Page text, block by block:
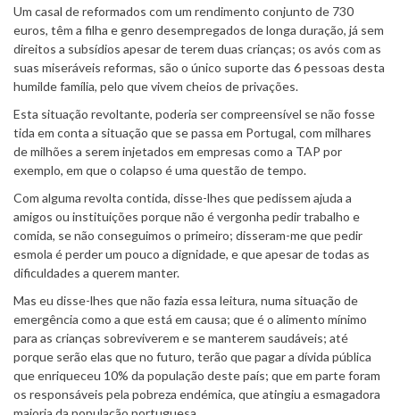
Um casal de reformados com um rendimento conjunto de 730
euros, têm a filha e genro desempregados de longa duração, já sem
direitos a subsídios apesar de terem duas crianças; os avós com as
suas miseráveis reformas, são o único suporte das 6 pessoas desta
humilde família, pelo que vivem cheios de privações.
Esta situação revoltante, poderia ser compreensível se não fosse
tida em conta a situação que se passa em Portugal, com milhares
de milhões a serem injetados em empresas como a TAP por
exemplo, em que o colapso é uma questão de tempo.
Com alguma revolta contida, disse-lhes que pedissem ajuda a
amigos ou instituições porque não é vergonha pedir trabalho e
comida, se não conseguimos o primeiro; disseram-me que pedir
esmola é perder um pouco a dignidade, e que apesar de todas as
dificuldades a querem manter.
Mas eu disse-lhes que não fazia essa leitura, numa situação de
emergência como a que está em causa; que é o alimento mínimo
para as crianças sobreviverem e se manterem saudáveis; até
porque serão elas que no futuro, terão que pagar a dívida pública
que enriqueceu 10% da população deste país; que em parte foram
os responsáveis pela pobreza endémica, que atingiu a esmagadora